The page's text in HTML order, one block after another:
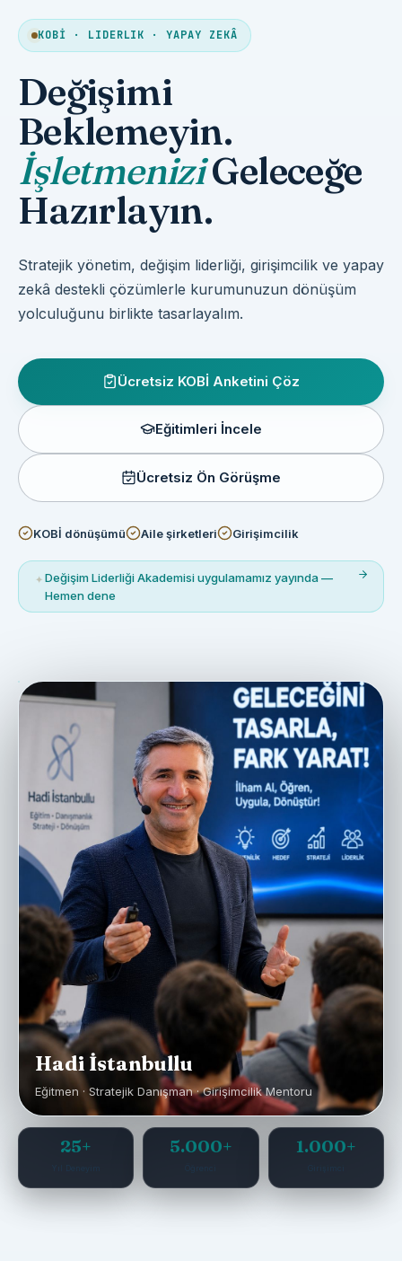
KOBİ · LIDERLIK · YAPAY ZEKÂ
Değişimi
Beklemeyin.
İşletmeniziGeleceğe
Hazırlayın.
Stratejik yönetim, değişim liderliği, girişimcilik ve yapay
zekâ destekli çözümlerle kurumunuzun dönüşüm
yolculuğunu birlikte tasarlayalım.
Ücretsiz KOBİ Anketini Çöz
Eğitimleri İncele
Ücretsiz Ön Görüşme
KOBİ dönüşümü Aile şirketleri Girişimcilik
✦Değişim Liderliği Akademisi uygulamamız yayında —
Hemen dene
Hadi İstanbullu
Eğitmen · Stratejik Danışman · Girişimcilik Mentoru
25+ 5.000+ 1.000+